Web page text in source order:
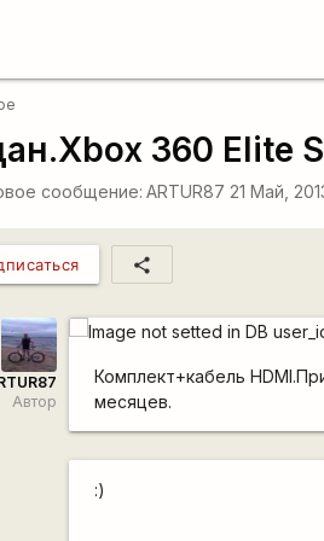
360 Elite
сообщение: ARTUR87 21 Май,
share
Автор
Комплект+кабель
месяцев.
:)